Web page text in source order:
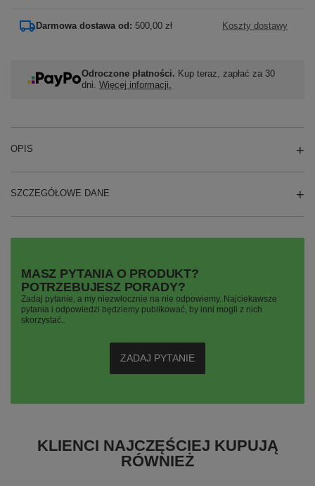
Darmowa dostawa od: 500,00 zł Koszty dostawy
Odroczone płatności. Kup teraz, zapłać za 30
dni. Więcej informacji.
OPIS
SZCZEGÓŁOWE DANE
MASZ PYTANIA O PRODUKT?
POTRZEBUJESZ PORADY?
Zadaj pytanie, a my niezwłocznie na nie odpowiemy. Najciekawsze
pytania i odpowiedzi będziemy publikować, by inni mogli z nich
skorzystać..
ZADAJ PYTANIE
KLIENCI NAJCZĘŚCIEJ KUPUJĄ
RÓWNIEŻ